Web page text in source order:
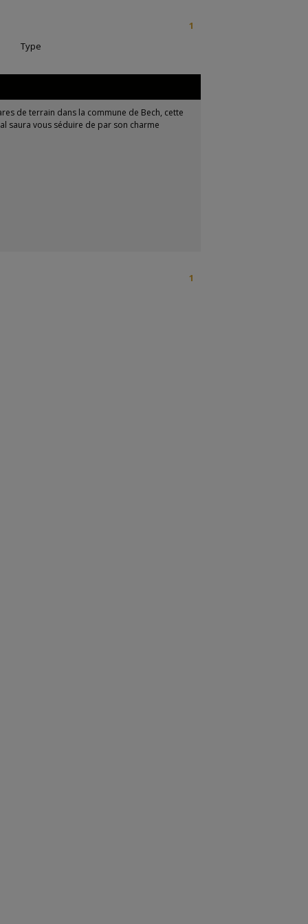
1
Type
de terrain dans la commune de Bech, cette
saura vous séduire de par son charme
1